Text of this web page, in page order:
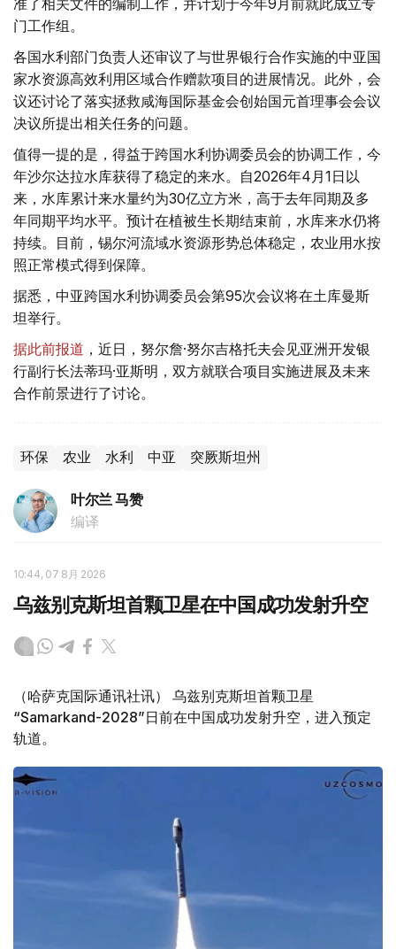
门工作组。
各国水利部门负责人还审议了与世界银行合作实施的中亚国
家水资源高效利用区域合作赠款项目的进展情况。此外，会
议还讨论了落实拯救咸海国际基金会创始国元首理事会会议
决议所提出相关任务的问题。
值得一提的是，得益于跨国水利协调委员会的协调工作，今
年沙尔达拉水库获得了稳定的来水。自2026年4月1日以
来，水库累计来水量约为30亿立方米，高于去年同期及多
年同期平均水平。预计在植被生长期结束前，水库来水仍将
持续。目前，锡尔河流域水资源形势总体稳定，农业用水按
照正常模式得到保障。
据悉，中亚跨国水利协调委员会第95次会议将在土库曼斯
坦举行。
据此前报道 ，近日，努尔詹·努尔吉格托夫会见亚洲开发银
行副行长法蒂玛·亚斯明，双方就联合项目实施进展及未来
合作前景进行了讨论。
环保 农业 水利 中亚 突厥斯坦州
叶尔兰 马赞
编译
10:44, 07 8月 2026
乌兹别克斯坦首颗卫星在中国成功发射升空
（哈萨克国际通讯社讯） 乌兹别克斯坦首颗卫星
“Samarkand-2028”日前在中国成功发射升空，进入预定
轨道。